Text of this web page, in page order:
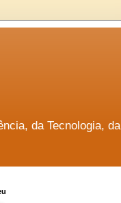
da Tecnologia, da